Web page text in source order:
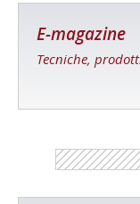
E-magazine
Tecniche,